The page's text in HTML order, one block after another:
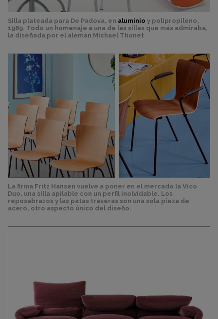
Silla plateada para De Padova, en aluminio y polipropileno,
1989. Todo un homenaje a una de las sillas que más admiraba,
la diseñada por el alemán Michael Thonet
La firma Fritz Hansen vuelve a poner en el mercado la Vico
Duo, una silla apilable con un perfil inolvidable. Los
reposabrazos y las patas traseras son una sola pieza de
acero, otro aspecto único del diseño.